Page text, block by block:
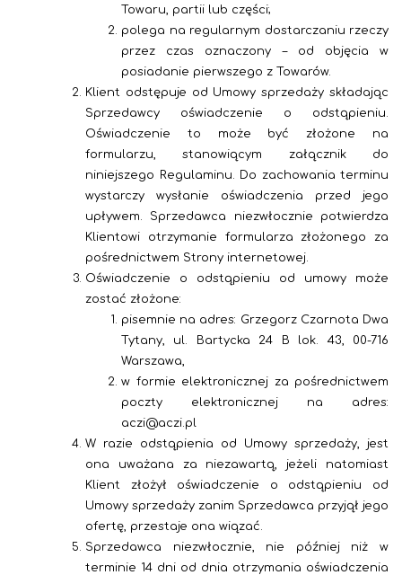
Towaru, partii lub części;
polega na regularnym dostarczaniu rzeczy
przez czas oznaczony – od objęcia w
posiadanie pierwszego z Towarów.
Klient odstępuje od Umowy sprzedaży składając
Sprzedawcy oświadczenie o odstąpieniu.
Oświadczenie to może być złożone na
formularzu, stanowiącym załącznik do
niniejszego Regulaminu. Do zachowania terminu
wystarczy wysłanie oświadczenia przed jego
upływem. Sprzedawca niezwłocznie potwierdza
Klientowi otrzymanie formularza złożonego za
pośrednictwem Strony internetowej.
Oświadczenie o odstąpieniu od umowy może
zostać złożone:
pisemnie na adres: Grzegorz Czarnota Dwa
Tytany, ul. Bartycka 24 B lok. 43, 00-716
Warszawa,
w formie elektronicznej za pośrednictwem
poczty elektronicznej na adres:
aczi@aczi.pl
W razie odstąpienia od Umowy sprzedaży, jest
ona uważana za niezawartą, jeżeli natomiast
Klient złożył oświadczenie o odstąpieniu od
Umowy sprzedaży zanim Sprzedawca przyjął jego
ofertę, przestaje ona wiązać.
Sprzedawca niezwłocznie, nie później niż w
terminie 14 dni od dnia otrzymania oświadczenia